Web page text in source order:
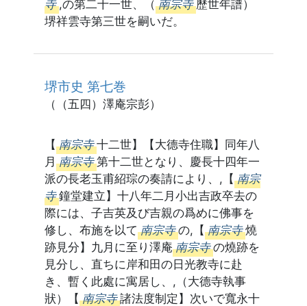
寺 ,の第二十一世、（ 南宗寺 歷世年譜）
堺祥雲寺第三世を嗣いだ。
堺市史 第七巻
（（五四）澤庵宗彭）
【 南宗寺 十二世】【大德寺住職】同年八
月 南宗寺 第十二世となり、慶長十四年一
派の長老玉甫紹琮の奏請により、,【 南宗
寺 鐘堂建立】十八年二月小出吉政卒去の
際には、子吉英及び吉親の爲めに佛事を
修し、布施を以て 南宗寺 の,【 南宗寺 燒
跡見分】九月に至り澤庵 南宗寺 の燒跡を
見分し、直ちに岸和田の日光教寺に赴
き、暫く此處に寓居し、,（大德寺執事
狀）【 南宗寺 諸法度制定】次いで寬永十